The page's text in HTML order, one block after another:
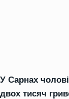
У Сарнах
двох тисяч